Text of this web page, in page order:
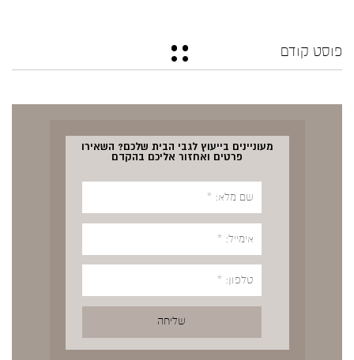
פוסט קודם
מעוניינים בייעוץ לגבי הבית שלכם? השאירו
פרטים ואחזור אליכם בהקדם